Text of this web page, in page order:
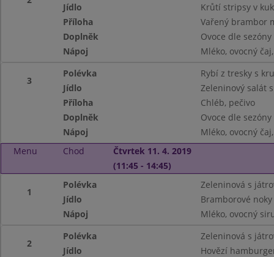
Jídlo
Krůtí stripsy v
Příloha
Vařený brambor
Doplněk
Ovoce dle sezóny
Nápoj
Mléko, ovocný
3
Polévka
Rybí z tresky s
Jídlo
Zeleninový salát
Příloha
Chléb, pečivo
Doplněk
Ovoce dle sezóny
Nápoj
Mléko, ovocný
Menu
Chod
Čtvrtek 11. 4. 2019
(11:45 - 14:45)
1
Polévka
Zeleninová s
Jídlo
Bramborové
Nápoj
Mléko, ovocný
2
Polévka
Zeleninová s
Jídlo
Hovězí